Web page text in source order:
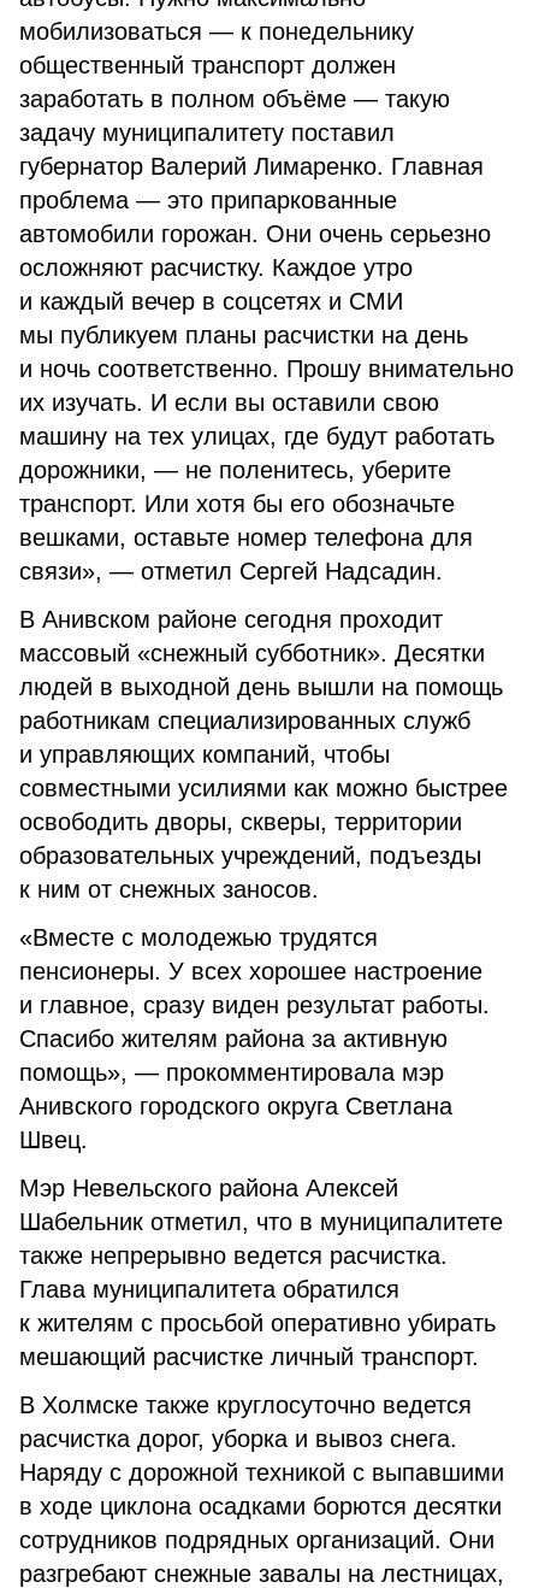
мобилизоваться — к понедельнику
общественный транспорт должен
заработать в полном объёме — такую
задачу муниципалитету поставил
губернатор Валерий Лимаренко. Главная
проблема — это припаркованные
автомобили горожан. Они очень серьезно
осложняют расчистку. Каждое утро
и каждый вечер в соцсетях и СМИ
мы публикуем планы расчистки на день
и ночь соответственно. Прошу внимательно
их изучать. И если вы оставили свою
машину на тех улицах, где будут работать
дорожники, — не поленитесь, уберите
транспорт. Или хотя бы его обозначьте
вешками, оставьте номер телефона для
связи», — отметил Сергей Надсадин.
В Анивском районе сегодня проходит
массовый «снежный субботник». Десятки
людей в выходной день вышли на помощь
работникам специализированных служб
и управляющих компаний, чтобы
совместными усилиями как можно быстрее
освободить дворы, скверы, территории
образовательных учреждений, подъезды
к ним от снежных заносов.
«Вместе с молодежью трудятся
пенсионеры. У всех хорошее настроение
и главное, сразу виден результат работы.
Спасибо жителям района за активную
помощь», — прокомментировала мэр
Анивского городского округа Светлана
Швец.
Мэр Невельского района Алексей
Шабельник отметил, что в муниципалитете
также непрерывно ведется расчистка.
Глава муниципалитета обратился
к жителям с просьбой оперативно убирать
мешающий расчистке личный транспорт.
В Холмске также круглосуточно ведется
расчистка дорог, уборка и вывоз снега.
Наряду с дорожной техникой с выпавшими
в ходе циклона осадками борются десятки
сотрудников подрядных организаций. Они
разгребают снежные завалы на лестницах,